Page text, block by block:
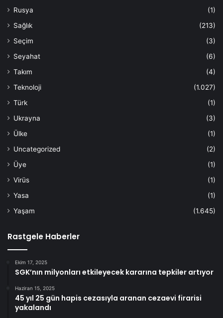
Rusya
(1)
Sağlık
(213)
Seçim
(3)
Seyahat
(6)
Takım
(4)
Teknoloji
(1.027)
Türk
(1)
Ukrayna
(3)
Ülke
(1)
Uncategorized
(2)
Üye
(1)
Virüs
(1)
Yasa
(1)
Yaşam
(1.645)
Rastgele Haberler
Ekim 17, 2025
SGK’nın milyonları etkileyecek kararına tepkiler artıyor
Haziran 15, 2025
45 yıl 25 gün hapis cezasıyla aranan cezaevi firarisi
yakalandı